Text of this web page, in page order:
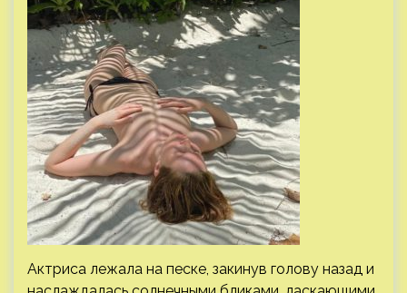
Актриса лежала на песке, закинув голову назад и